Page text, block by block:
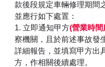
款後段規定車輛修理期間
並應行如下處置：
1. 立即通知甲方(營業時
察機關，且於前述事故發
詳細報告，並填寫甲方出
方，作相關後續處理。